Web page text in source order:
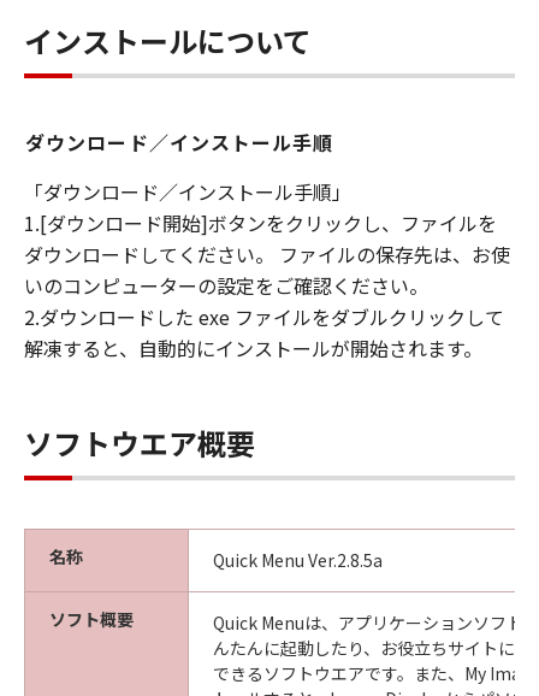
インストールについて
ダウンロード／インストール手順
「ダウンロード／インストール手順」
1.[ダウンロード開始]ボタンをクリックし、ファイルを
ダウンロードしてください。 ファイルの保存先は、お使
いのコンピューターの設定をご確認ください。
2.ダウンロードした exe ファイルをダブルクリックして
解凍すると、自動的にインストールが開始されます。
ソフトウエア概要
名称 Quick Menu Ver.2.8.5a
ソフト概要
Quick Menuは、アプリケーションソフト
んたんに起動したり、お役立ちサイトにす
できるソフトウエアです。また、My